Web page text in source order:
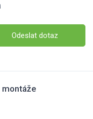
Odeslat dotaz
montáže